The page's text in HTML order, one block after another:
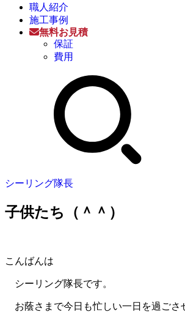
職人紹介
施工事例
無料お見積
保証
費用
シーリング隊長
子供たち（＾＾）
こんばんは
シーリング隊長です。
お蔭さまで今日も忙しい一日を過ごさ